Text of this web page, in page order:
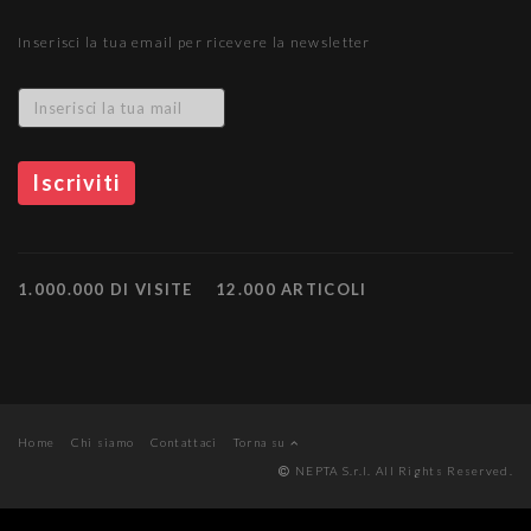
Inserisci la tua email per ricevere la newsletter
1.000.000 DI VISITE 12.000 ARTICOLI
Home Chi siamo Contattaci
Torna su
NEPTA S.r.l. All Rights Reserved.